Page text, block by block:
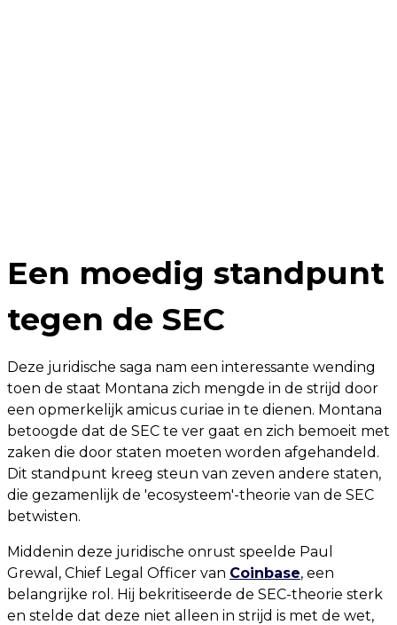
Een moedig standpunt
tegen de SEC
Deze juridische saga nam een interessante wending
toen de staat Montana zich mengde in de strijd door
een opmerkelijk amicus curiae in te dienen. Montana
betoogde dat de SEC te ver gaat en zich bemoeit met
zaken die door staten moeten worden afgehandeld.
Dit standpunt kreeg steun van zeven andere staten,
die gezamenlijk de 'ecosysteem'-theorie van de SEC
betwisten.
Middenin deze juridische onrust speelde Paul
Grewal, Chief Legal Officer van Coinbase, een
belangrijke rol. Hij bekritiseerde de SEC-theorie sterk
en stelde dat deze niet alleen in strijd is met de wet,